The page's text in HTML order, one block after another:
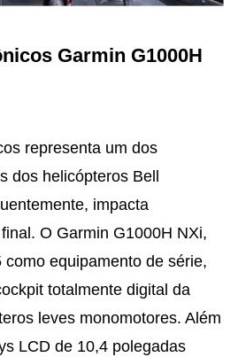
Garmin G1000H
representa um dos
dos helicópteros Bell
impacta
O Garmin G1000H NXi,
equipamento de série,
totalmente digital da
leves monomotores. Além
LCD de 10,4 polegadas